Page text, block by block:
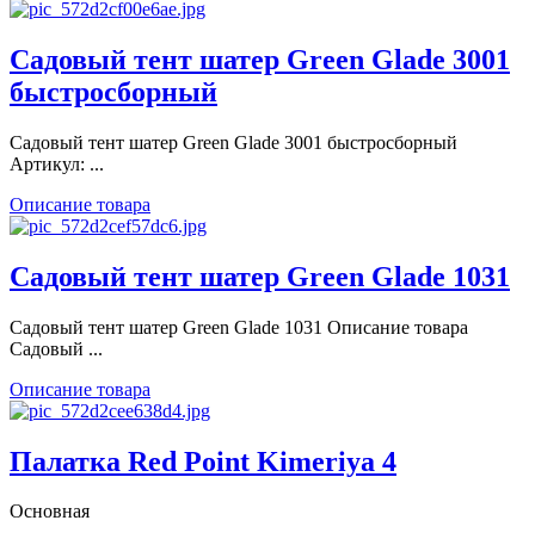
Садовый тент шатер Green Glade 3001
быстросборный
Садовый тент шатер Green Glade 3001 быстросборный
Артикул: ...
Описание товара
Садовый тент шатер Green Glade 1031
Садовый тент шатер Green Glade 1031 Описание товара
Садовый ...
Описание товара
Палатка Red Point Kimeriya 4
Основная